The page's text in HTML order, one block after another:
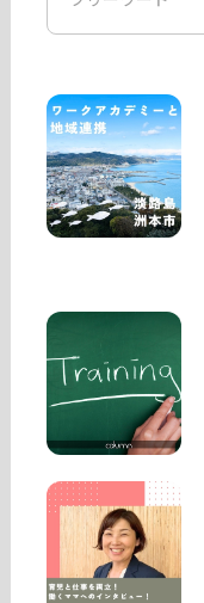
トップページ
商品